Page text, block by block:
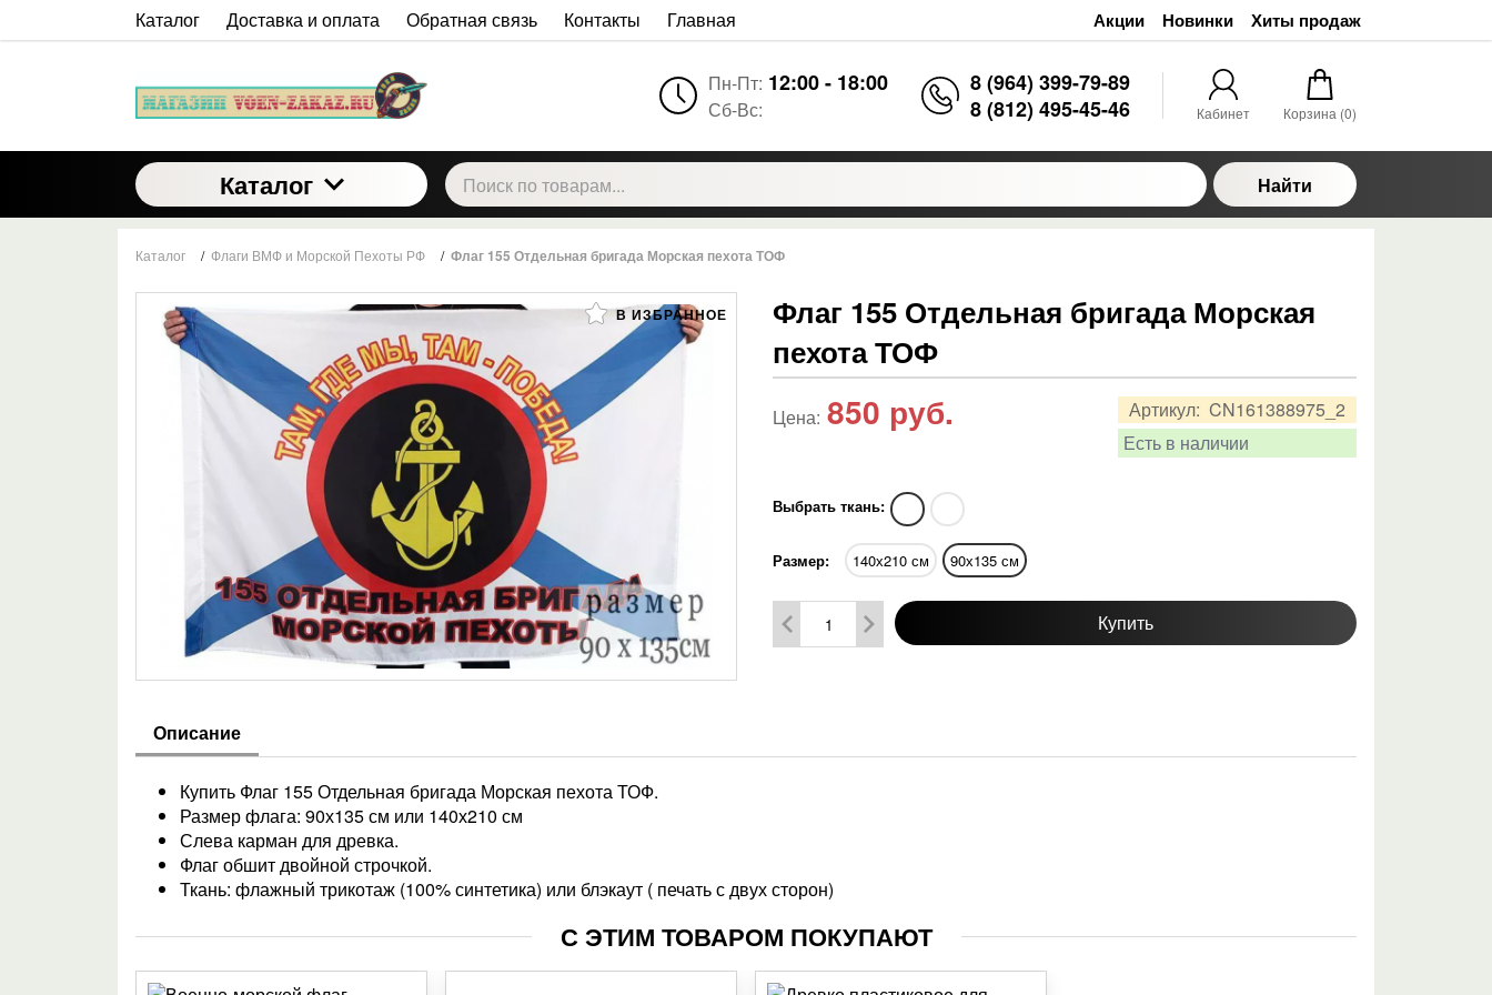
Каталог Доставка и оплата Обратная связь Контакты Главная Акции Новинки Хиты продаж
Пн-Пт: 12:00 - 18:00
Сб-Вс:
8 (964) 399-79-89
8 (812) 495-45-46
Кабинет Корзина (0)
Каталог Найти
Каталог / Флаги ВМФ и Морской Пехоты РФ / Флаг 155 Отдельная бригада Морская пехота ТОФ
В ИЗБРАННОЕ
Флаг 155 Отдельная бригада Морская
пехота ТОФ
Артикул: CN161388975_2
Есть в наличии
Цена: 850 руб.
Выбрать ткань:
Размер: 140х210 см 90х135 см
Купить
Описание
Купить Флаг 155 Отдельная бригада Морская пехота ТОФ.
Размер флага: 90х135 см или 140х210 см
Слева карман для древка.
Флаг обшит двойной строчкой.
Ткань: флажный трикотаж (100% синтетика) или блэкаут ( печать с двух сторон)
С ЭТИМ ТОВАРОМ ПОКУПАЮТ